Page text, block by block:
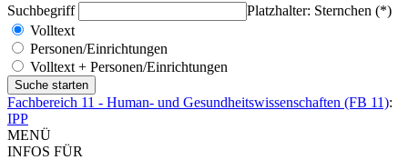
Suchbegriff
Platzhalter: Sternchen (*)
Volltext
Personen/Einrichtungen
Volltext + Personen/Einrichtungen
Fachbereich 11 - Human- und Gesundheitswissenschaften (FB 11):
IPP
MENÜ
INFOS FÜR